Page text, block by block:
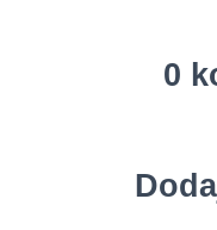
0